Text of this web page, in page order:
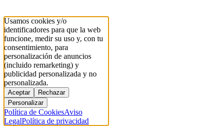
Usamos cookies y/o
identificadores para que la web
funcione, medir su uso y, con tu
consentimiento, para
personalización de anuncios
(incluido remarketing) y
publicidad personalizada y no
personalizada.
Aceptar
Rechazar
Personalizar
Política de CookiesAviso
LegalPolítica de privacidad